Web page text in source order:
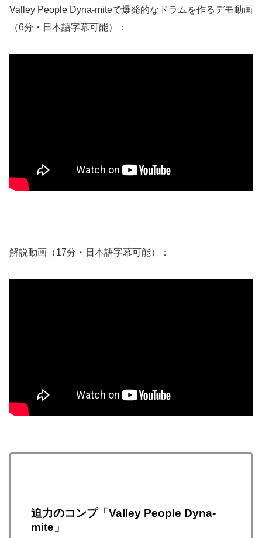
Valley People Dyna-miteで爆発的なドラムを作るデモ動画
（6分・日本語字幕可能）：
解説動画（17分・日本語字幕可能）：
迫力のコンプ「Valley People Dyna-
mite」